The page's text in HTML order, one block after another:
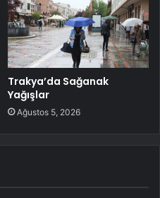
Trakya’da Sağanak
Yağışlar
Ağustos 5, 2026